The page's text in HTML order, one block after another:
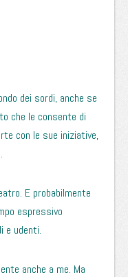
dei sordi, anche se
che le consente di
con le sue iniziative,
E probabilmente
espressivo
e udenti.
anche a me. Ma